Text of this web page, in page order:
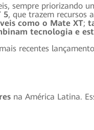
sempre priorizando
5, que trazem recursos
como o Mate XT;
tecnologia e
recentes
na América Latina.